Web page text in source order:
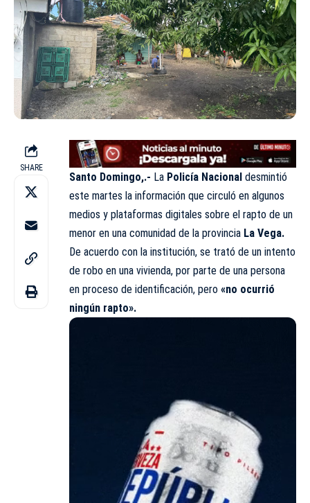
SHARE
Santo Domingo,.- La Policía Nacional desmintió
este martes la información que circuló en algunos
medios y plataformas digitales sobre el rapto de un
menor en una comunidad de la provincia La Vega.
De acuerdo con la institución, se trató de un intento
de robo en una vivienda, por parte de una persona
en proceso de identificación, pero «no ocurrió
ningún rapto».